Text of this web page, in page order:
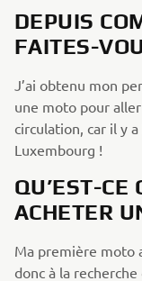
DEPUIS
FAITES-
J’ai obtenu mon
une moto pour
circulation, car il y
Luxembourg !
QU’EST-CE
ACHETER
Ma première moto
donc à la